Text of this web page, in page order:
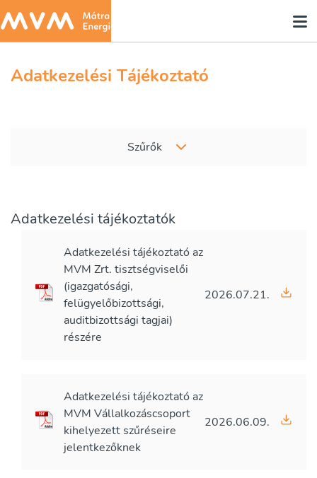
Adatkezelési Tájékoztató
Szűrők
Adatkezelési tájékoztatók
Adatkezelési tájékoztató az
MVM Zrt. tisztségviselői
(igazgatósági,
felügyelőbizottsági,
auditbizottsági tagjai)
részére
2026.07.21.
Adatkezelési tájékoztató az
MVM Vállalkozáscsoport
kihelyezett szűréseire
jelentkezőknek
2026.06.09.